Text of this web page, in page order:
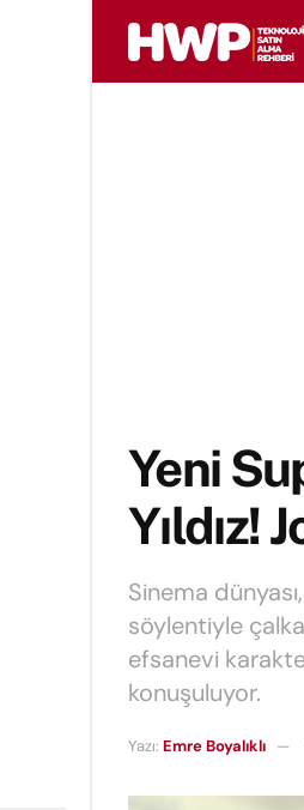
Yeni
Yıldız!
Sinema
söylentiyle
efsanevi
konuşuluyor.
Yazı: Emre Boyalıklı